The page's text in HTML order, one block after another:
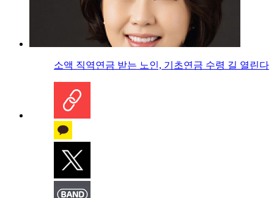
소액 직역연금 받는 노인, 기초연금 수령 길 열린다